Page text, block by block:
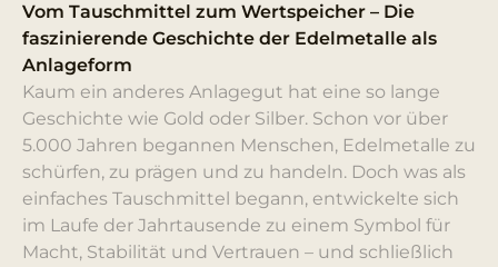
Vom Tauschmittel zum Wertspeicher – Die
faszinierende Geschichte der Edelmetalle als
Anlageform
Kaum ein anderes Anlagegut hat eine so lange
Geschichte wie Gold oder Silber. Schon vor über
5.000 Jahren begannen Menschen, Edelmetalle zu
schürfen, zu prägen und zu handeln. Doch was als
einfaches Tauschmittel begann, entwickelte sich
im Laufe der Jahrtausende zu einem Symbol für
Macht, Stabilität und Vertrauen – und schließlich